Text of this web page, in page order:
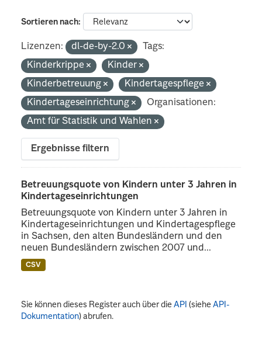
Sortieren nach
Lizenzen: dl-de-by-2.0
Tags:
Kinderkrippe
Kinder
Kinderbetreuung
Kindertagespflege
Kindertageseinrichtung
Organisationen:
Amt für Statistik und Wahlen
Ergebnisse filtern
Betreuungsquote von Kindern unter 3 Jahren in
Kindertageseinrichtungen
Betreuungsquote von Kindern unter 3 Jahren in
Kindertageseinrichtungen und Kindertagespflege
in Sachsen, den alten Bundesländern und den
neuen Bundesländern zwischen 2007 und...
CSV
Sie können dieses Register auch über dieAPI (sieheAPI-
Dokumentation) abrufen.